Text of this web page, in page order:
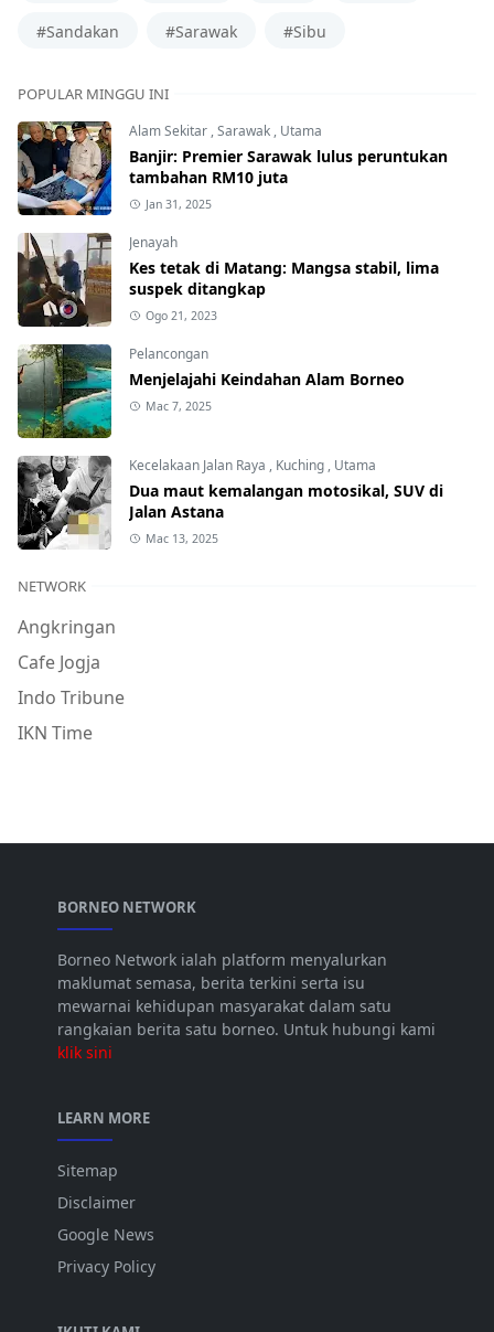
#Sandakan #Sarawak #Sibu
POPULAR MINGGU INI
Alam Sekitar ,Sarawak , Utama
Banjir: Premier Sarawak lulus peruntukan
tambahan RM10 juta
Jan 31, 2025
Jenayah
Kes tetak di Matang: Mangsa stabil, lima
suspek ditangkap
Ogo 21, 2023
Pelancongan
Menjelajahi Keindahan Alam Borneo
Mac 7, 2025
Kecelakaan Jalan Raya , Kuching , Utama
Dua maut kemalangan motosikal, SUV di
Jalan Astana
Mac 13, 2025
NETWORK
Angkringan
Cafe Jogja
Indo Tribune
IKN Time
BORNEO NETWORK
Borneo Network ialah platform menyalurkan
maklumat semasa, berita terkini serta isu
mewarnai kehidupan masyarakat dalam satu
rangkaian berita satu borneo. Untuk hubungi kami
klik sini
LEARN MORE
Sitemap
Disclaimer
Google News
Privacy Policy